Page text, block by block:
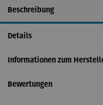
Beschreibung
Details
Informationen zum
Bewertungen